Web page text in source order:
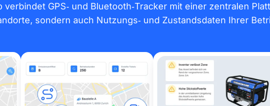
verbindet GPS‑ und Bluetooth‑Tracker mit einer zentralen
sondern auch Nutzungs‑ und Zustandsdaten Ihrer